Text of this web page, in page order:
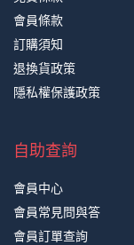
會員條款
訂購須知
退換貨政策
隱私權保護政策
自助查詢
會員中心
會員常見問與答
會員訂單查詢